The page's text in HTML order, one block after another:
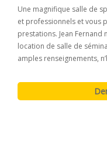
Une magnifique salle de
et professionnels et vous
prestations. Jean
location de salle de
amples renseignements,